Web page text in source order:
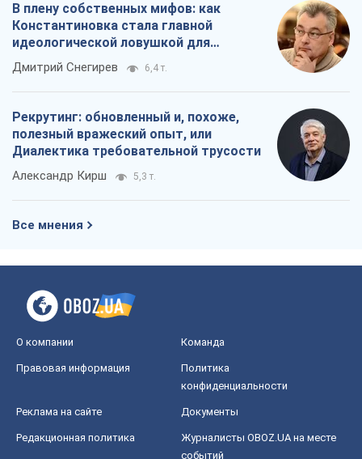
В плену собственных мифов: как
Константиновка стала главной
идеологической ловушкой для
российских оккупантов
Дмитрий Снегирев 6,4 т.
Рекрутинг: обновленный и, похоже,
полезный вражеский опыт, или
Диалектика требовательной трусости
Александр Кирш 5,3 т.
Все мнения
О компании Команда
Правовая информация
Политика
конфиденциальности
Реклама на сайте Документы
Редакционная политика
Журналисты OBOZ.UA на месте
событий